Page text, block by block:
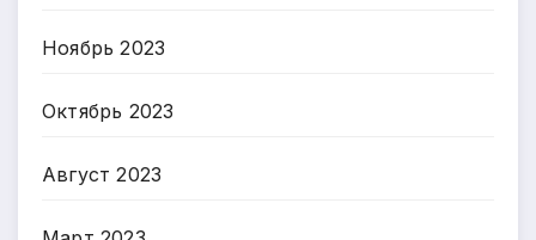
Ноябрь 2023
Октябрь 2023
Август 2023